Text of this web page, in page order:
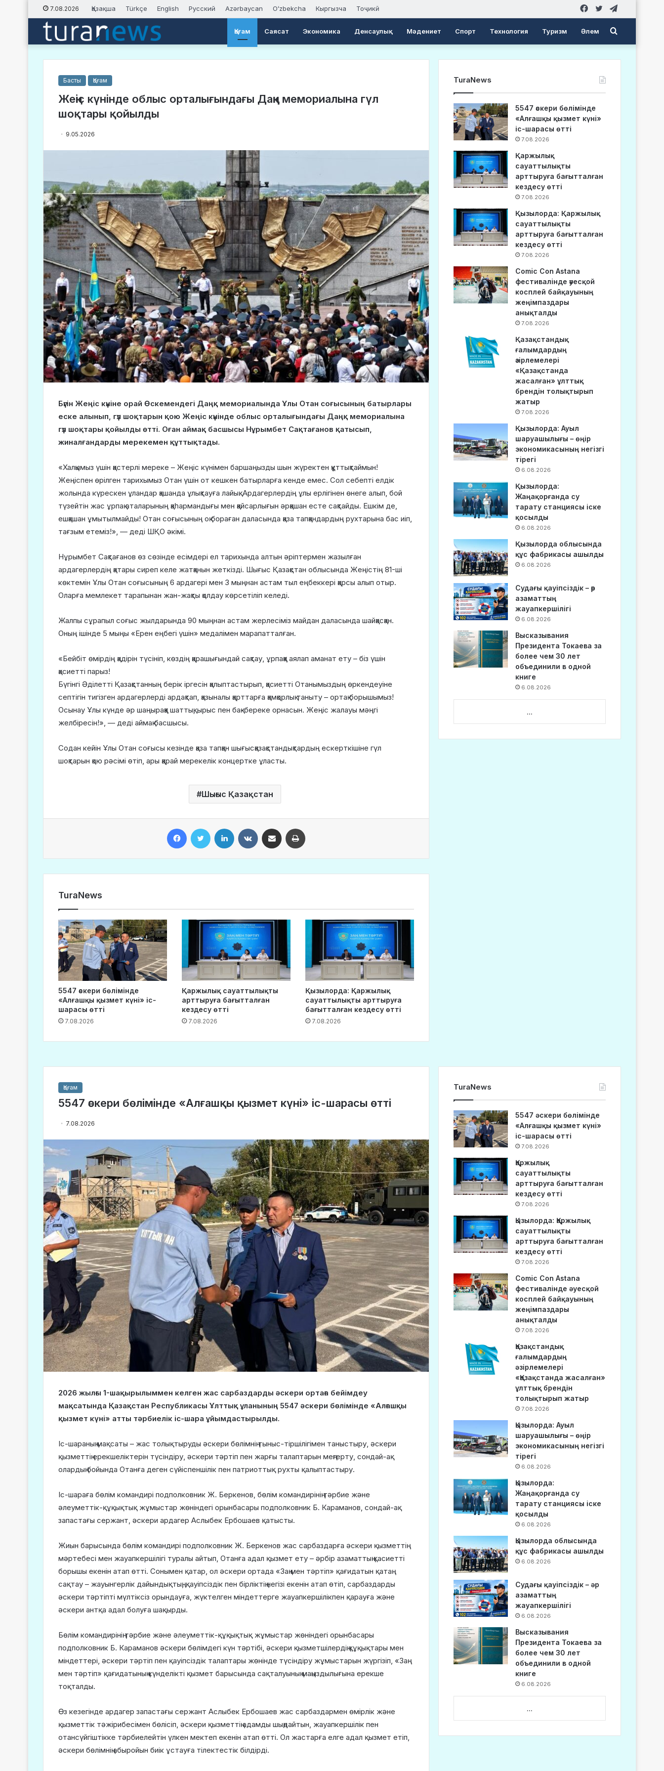
7.08.2026 Қазақша Türkçe English Русский Azərbaycan Oʻzbekcha Кыргызча Тоҷикӣ Twitter
Facebook
Қоғам Саясат Экономика Денсаулық Мәдениет Спорт Технология Туризм Әлем Search
for
Басты Қоғам
Жеңіс күнінде облыс орталығындағы Даңқ мемориалына гүл
шоқтары қойылды
9.05.2026
Бүгін Жеңіс күніне орай Өскемендегі Даңқ мемориалында Ұлы Отан соғысының батырлары
еске алынып, гүл шоқтарын қою Жеңіс күнінде облыс орталығындағы Даңқ мемориалына
гүл шоқтары қойылды өтті. Оған аймақ басшысы Нұрымбет Сақтағанов қатысып,
жиналғандарды мерекемен құттықтады.
«Халқымыз үшін қастерлі мереке – Жеңіс күнімен баршаңызды шын жүректен құттықтаймын!
Жеңіспен өрілген тарихымыз Отан үшін от кешкен батырларға кенде емес. Сол себепті елдік
жолында күрескен ұландар қашанда ұлықтауға лайық. Ардагерлердің ұлы ерлігінен өнеге алып, бой
түзейтін жас ұрпақ аталарының қаһармандығы мен қайсарлығын әрқашан есте сақтайды. Ешкім де,
ешқашан ұмытылмайды! Отан соғысының оқ бораған даласында қаза тапқандардың рухтарына бас иіп,
тағзым етеміз!», — деді ШҚО әкімі.
Нұрымбет Сақтағанов өз сөзінде есімдері ел тарихында алтын әріптермен жазылған
ардагерлердің қатары сиреп келе жатқанын жеткізді. Шығыс Қазақстан облысында Жеңістің 81-ші
көктемін Ұлы Отан соғысының 6 ардагері мен 3 мыңнан астам тыл еңбеккері қарсы алып отыр.
Оларға мемлекет тарапынан жан-жақты қолдау көрсетіліп келеді.
Жалпы сұрапыл соғыс жылдарында 90 мыңнан астам жерлесіміз майдан даласында шайқасқан.
Оның ішінде 5 мыңы «Ерен еңбегі үшін» медалімен марапатталған.
«Бейбіт өмірдің қадірін түсініп, көздің қарашығындай сақтау, ұрпаққа аялап аманат ету – біз үшін
қасиетті парыз!
Бүгінгі Әділетті Қазақстанның берік іргесін қалыптастырып, қасиетті Отанымыздың өркендеуіне
септігін тигізген ардагерлерді ардақтап, қазыналы қарттарға қамқорлық таныту – ортақ борышымыз!
Осынау Ұлы күнде әр шаңыраққа шаттық, ырыс пен бақ-береке орнасын. Жеңіс жалауы мәңгі
желбіресін!», — деді аймақ басшысы.
Содан кейін Ұлы Отан соғысы кезінде қаза тапқан шығысқазақстандықтардың ескерткішіне гүл
шоқтарын қою рәсімі өтіп, ары қарай мерекелік концертке ұласты.
Шығыс Қазақстан
TuraNews
5547 әскери бөлімінде
«Алғашқы қызмет күні» іс-
шарасы өтті
7.08.2026
Қаржылық сауаттылықты
арттыруға бағытталған
кездесу өтті
7.08.2026
Қызылорда: Қаржылық
сауаттылықты арттыруға
бағытталған кездесу өтті
7.08.2026
TuraNews
5547 әскери бөлімінде
«Алғашқы қызмет күні»
іс-шарасы өтті
7.08.2026
Қаржылық
сауаттылықты
арттыруға бағытталған
кездесу өтті
7.08.2026
Қызылорда: Қаржылық
сауаттылықты
арттыруға бағытталған
кездесу өтті
7.08.2026
Comic Con Astana
фестивалінде әуесқой
косплей байқауының
жеңімпаздары
анықталды
7.08.2026
Қазақстандық
ғалымдардың
әзірлемелері
«Қазақстанда
жасалған» ұлттық
брендін толықтырып
жатыр
7.08.2026
Қызылорда: Ауыл
шаруашылығы – өңір
экономикасының негізгі
тірегі
6.08.2026
Қызылорда:
Жаңақорғанда су
тарату станциясы іске
қосылды
6.08.2026
Қызылорда облысында
құс фабрикасы ашылды
6.08.2026
Судағы қауіпсіздік – әр
азаматтың
жауапкершілігі
6.08.2026
Высказывания
Президента Токаева за
более чем 30 лет
объединили в одной
книге
6.08.2026
...